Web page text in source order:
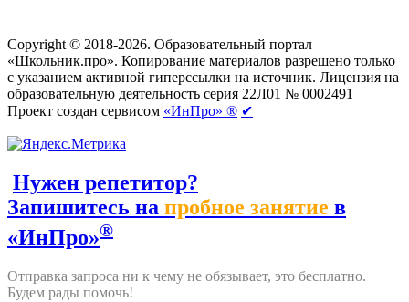
Copyright © 2018-2026. Образовательный портал
«Школьник.про». Копирование материалов разрешено только
с указанием активной гиперссылки на источник. Лицензия на
образовательную деятельность серия 22Л01 № 0002491
Проект создан сервисом «ИнПро» ® ✔
Нужен репетитор?
Запишитесь на пробное занятие в
«ИнПро»®
Отправка запроса ни к чему не обязывает, это бесплатно.
Будем рады помочь!